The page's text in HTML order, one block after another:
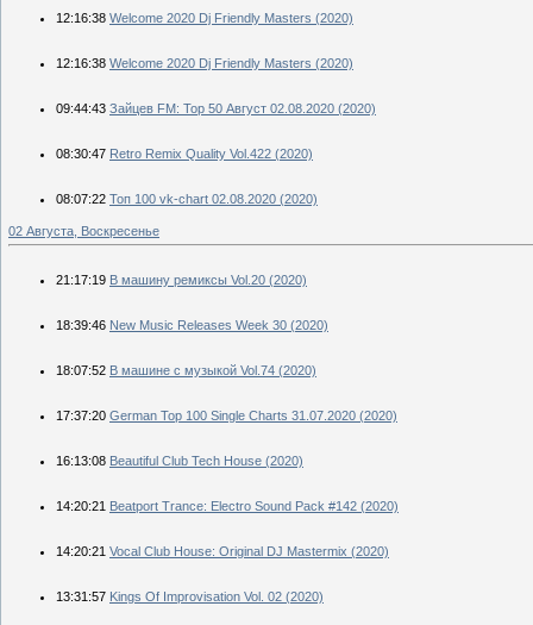
12:16:38 Welcome 2020 Dj Friendly Masters (2020)
12:16:38 Welcome 2020 Dj Friendly Masters (2020)
09:44:43 Зайцев FM: Тор 50 Август 02.08.2020 (2020)
08:30:47 Retro Remix Quality Vol.422 (2020)
08:07:22 Топ 100 vk-chart 02.08.2020 (2020)
02 Августа, Воскресенье
21:17:19 B машину ремиксы Vol.20 (2020)
18:39:46 New Music Releases Week 30 (2020)
18:07:52 В машине с музыкой Vol.74 (2020)
17:37:20 German Top 100 Single Charts 31.07.2020 (2020)
16:13:08 Beautiful Club Tech House (2020)
14:20:21 Beatport Trance: Electro Sound Pack #142 (2020)
14:20:21 Vocal Club House: Original DJ Mastermix (2020)
13:31:57 Kings Of Improvisation Vol. 02 (2020)